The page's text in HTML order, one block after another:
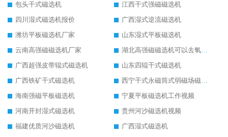
包头干式磁选机
江西干式强磁磁选机
四川湿式磁选机报价
广西湿式逆流磁选机
潍坊平板磁选机厂家
山东湿式平板磁选机
云南高强磁磁选机厂家
湖北高强磁磁选机可以去氧化铝
广西超强皮带辊式磁选机
山东四辊干式磁选机
广西铁矿干式磁选机
西宁干式永磁筒式弱磁场磁选机结构图
海南强磁平板磁选机
宁夏平板磁选机工作视频
河南开封湿式磁选机
贵州河沙磁选机视频
福建优质河沙磁选机
广西湿式磁选机